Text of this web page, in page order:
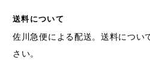
送料について
佐川急便による配送。送料につい
さい。